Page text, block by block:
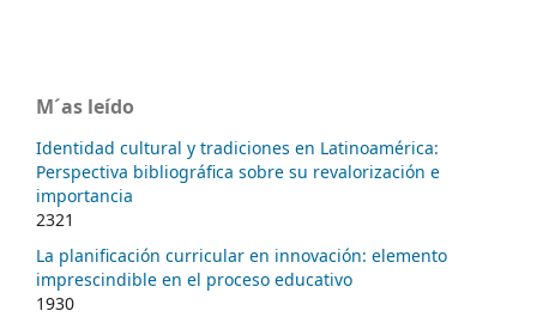
M´as leído
Identidad cultural y tradiciones en Latinoamérica:
Perspectiva bibliográfica sobre su revalorización e
importancia
2321
La planificación curricular en innovación: elemento
imprescindible en el proceso educativo
1930